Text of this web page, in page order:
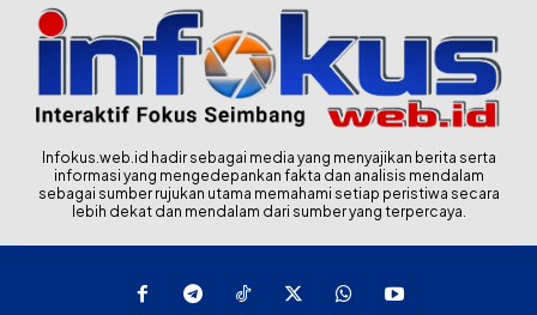
Infokus.web.id hadir sebagai media yang menyajikan berita serta
informasi yang mengedepankan fakta dan analisis mendalam
sebagai sumber rujukan utama memahami setiap peristiwa secara
lebih dekat dan mendalam dari sumber yang terpercaya.